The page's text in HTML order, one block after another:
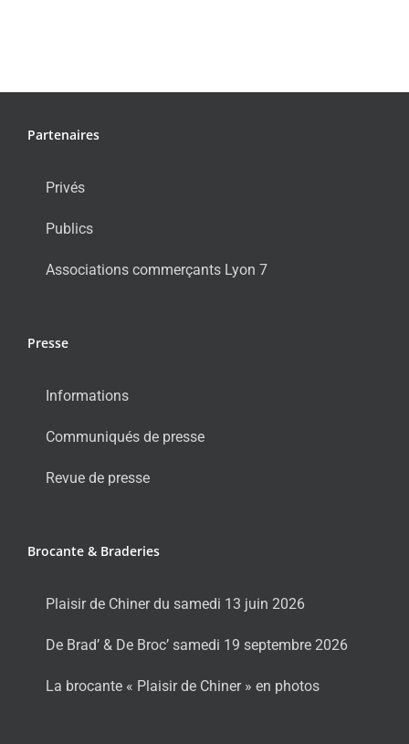
Partenaires
Privés
Publics
Associations commerçants Lyon 7
Presse
Informations
Communiqués de presse
Revue de presse
Brocante & Braderies
Plaisir de Chiner du samedi 13 juin 2026
De Brad’ & De Broc’ samedi 19 septembre 2026
La brocante « Plaisir de Chiner » en photos